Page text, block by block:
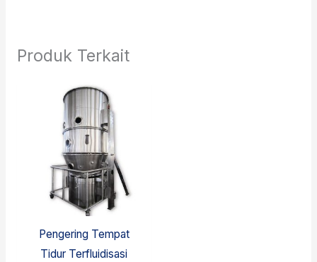
Produk Terkait
Pengering Tempat
Tidur Terfluidisasi